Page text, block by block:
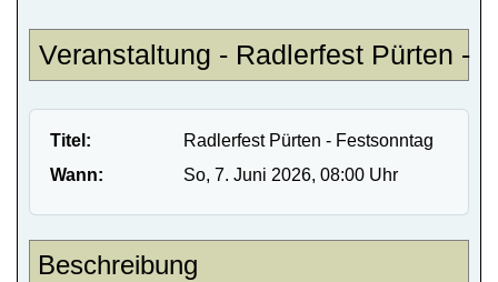
Veranstaltung - Radlerfest Pürten -
Titel:
Radlerfest Pürten - Festsonntag
Wann:
So, 7. Juni 2026, 08:00 Uhr
Beschreibung